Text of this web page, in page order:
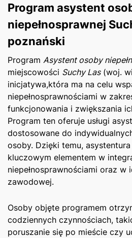
Program asystent
niepełnosprawnej
poznański
Program Asystent ‌osoby
miejscowości Suchy Las(woj.
inicjatywa,która ma na celu
niepełnosprawnościami w
funkcjonowania i zwiększania
Program ten oferuje usługi
⁣dostosowane do
osoby. Dzięki temu,
kluczowym elementem w
niepełnosprawnościami oraz w
zawodowej.
Osoby objęte programem
codziennych czynnościach,
poruszanie się po mieście ⁢czy